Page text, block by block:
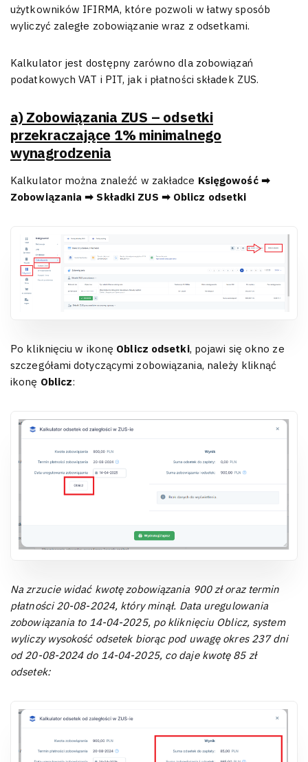
użytkowników IFIRMA, które pozwoli w łatwy sposób
wyliczyć zaległe zobowiązanie wraz z odsetkami.
Kalkulator jest dostępny zarówno dla zobowiązań
podatkowych VAT i PIT, jak i płatności składek ZUS.
a) Zobowiązania ZUS – odsetki
przekraczające 1% minimalnego
wynagrodzenia
Kalkulator można znaleźć w zakładce Księgowość ➡
Zobowiązania ➡ Składki ZUS ➡ Oblicz odsetki
Po kliknięciu w ikonę Oblicz odsetki, pojawi się okno ze
szczegółami dotyczącymi zobowiązania, należy kliknąć
ikonę Oblicz:
Na zrzucie widać kwotę zobowiązania 900 zł oraz termin
płatności 20-08-2024, który minął. Data uregulowania
zobowiązania to 14-04-2025, po kliknięciu Oblicz, system
wyliczy wysokość odsetek biorąc pod uwagę okres 237 dni
od 20-08-2024 do 14-04-2025, co daje kwotę 85 zł
odsetek: